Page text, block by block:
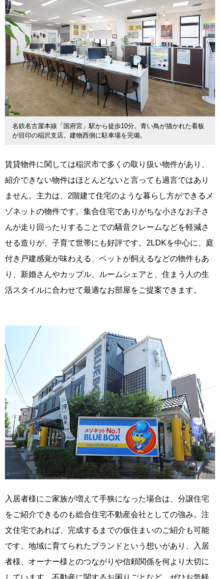
名鉄名古屋本線「国府宮」駅から徒歩10分。青い鳥が描かれた看板
が目印の稲沢支店。建物西側に駐車場を完備。
賃貸物件に関しては稲沢市で多くの取り扱い物件があり、
紹介できない物件はほとんどないと言っても過言ではあり
ません。主力は、2階建て住宅のような暮らし方ができるメ
ゾネットの物件です。集合住宅でありがちな小さなお子さ
んが走り回ったりすることでの騒音クレームなどを軽減さ
せる造りが、子育て世帯にも好評です。2LDKを中心に、庭
付き戸建感覚が味わえる、ペットが飼えるなどの物件もあ
り、新婚さんやカップル、ルームシェアと、住まう人の生
活スタイルに合わせて最適なお部屋をご提案できます。
入居者様にご家族が増えて手狭になった場合は、分譲住宅
をご紹介できるのも総合住宅不動産会社としての強み。注
文住宅であれば、完成するまでの仮住まいのご紹介も可能
です。地域に育てられたブランドという想いがあり、入居
者様、オーナー様とのつながりや信頼関係を何より大切に